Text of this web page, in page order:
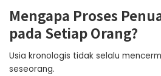
Mengapa Proses
pada Setiap Orang?
Usia kronologis tidak selalu
seseorang.